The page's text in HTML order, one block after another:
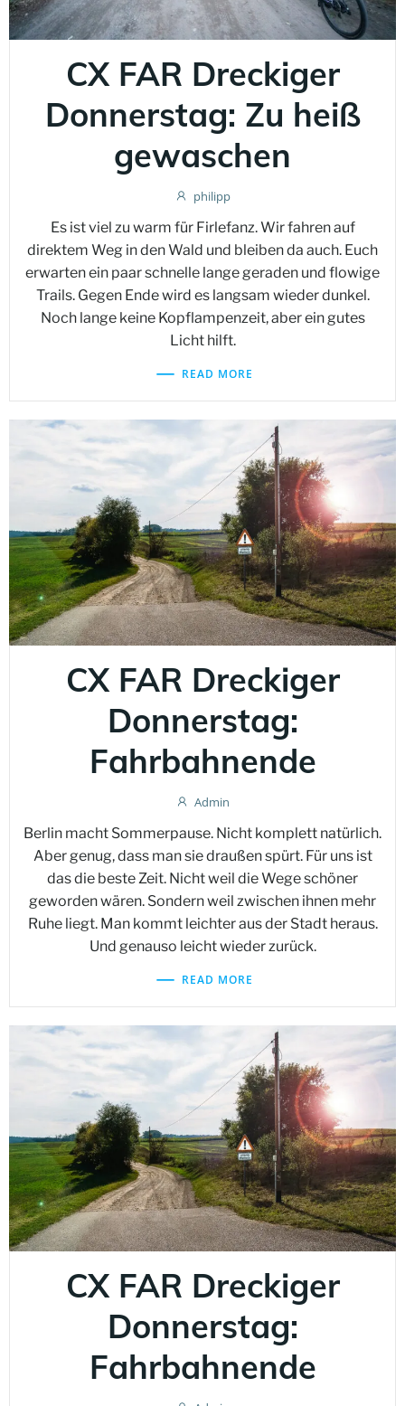
CX FAR Dreckiger
Donnerstag: Zu heiß
gewaschen
philipp
Es ist viel zu warm für Firlefanz. Wir fahren auf
direktem Weg in den Wald und bleiben da auch. Euch
erwarten ein paar schnelle lange geraden und flowige
Trails. Gegen Ende wird es langsam wieder dunkel.
Noch lange keine Kopflampenzeit, aber ein gutes
Licht hilft.
READ MORE
CX FAR Dreckiger
Donnerstag:
Fahrbahnende
Admin
Berlin macht Sommerpause. Nicht komplett natürlich.
Aber genug, dass man sie draußen spürt. Für uns ist
das die beste Zeit. Nicht weil die Wege schöner
geworden wären. Sondern weil zwischen ihnen mehr
Ruhe liegt. Man kommt leichter aus der Stadt heraus.
Und genauso leicht wieder zurück.
READ MORE
CX FAR Dreckiger
Donnerstag:
Fahrbahnende